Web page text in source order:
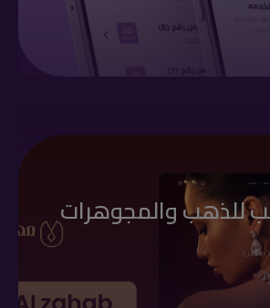
للذهب والمجوهرات